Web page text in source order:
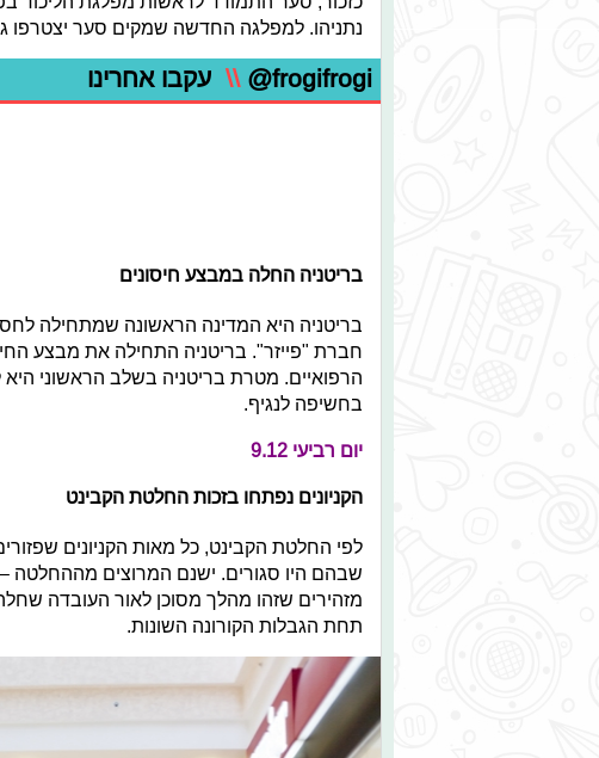
נתניהו. למפלגה החדשה שמקים סער יצטרפו גם
@frogifrogi
\\ עקבו אחרינו
בריטניה החלה במבצע חיסונים
בריטניה היא המדינה הראשונה שמתחילה
חברת "פייזר". בריטניה התחילה את מבצע
בחשיפה לנגיף.
יום רביעי 9.12
הקניונים נפתחו בזכות החלטת הקבינט
לפי החלטת הקבינט, כל מאות הקניונים
שבהם היו סגורים. ישנם המרוצים מההחלטה –
מזהירים שזהו מהלך מסוכן לאור העובדה
תחת הגבלות הקורונה השונות.